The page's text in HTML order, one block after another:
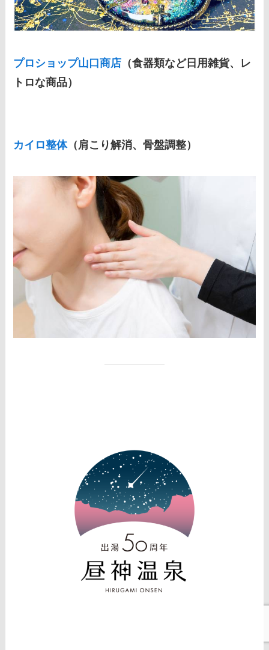
プロショップ山口商店 （食器類など日用雑貨、レ
トロな商品）
カイロ整体（肩こり解消、骨盤調整）